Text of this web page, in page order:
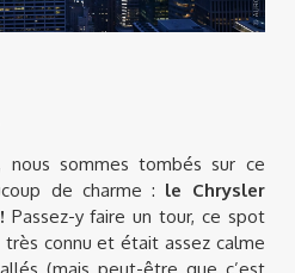
nous sommes tombés sur ce
de charme : le Chrysler
Passez-y faire un tour, ce spot
très connu et était assez calme